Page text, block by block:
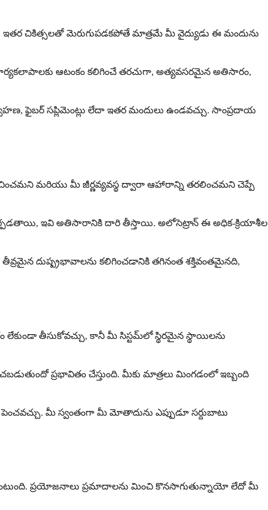
ఇతర చికిత్సలతో మెరుగుపడకపోతే మాత్రమే మీ వైద్యుడు ఈ మందును
ఆటంకం కలిగించే తరచుగా, అత్యవసరమైన అతిసారం,
ఫైబర్ సప్లిమెంట్లు లేదా ఇతర మందులు ఉండవచ్చు. సాంప్రదాయ
మరియు మీ జీర్ణవ్యవస్థ ద్వారా ఆహారాన్ని తరలించమని చెప్పే
ఏర్పడతాయి, ఇవి అతిసారానికి దారి తీస్తాయి. అలోసెట్రాన్ ఈ అధిక-క్రియాశీల
దుష్ప్రభావాలను కలిగించడానికి తగినంత శక్తివంతమైనది,
లేకుండా తీసుకోవచ్చు, కానీ మీ సిస్టమ్‌లో స్థిరమైన స్థాయిలను
ప్రభావితం చేస్తుంది. మీకు మాత్రలు మింగడంలో ఇబ్బంది
మీ స్వంతంగా మీ మోతాదును ఎప్పుడూ సర్దుబాటు
ప్రయోజనాలు ప్రమాదాలను మించి కొనసాగుతున్నాయో లేదో మీ